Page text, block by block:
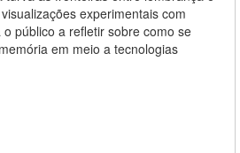
experimentais com
público a refletir sobre como se
em meio a tecnologias